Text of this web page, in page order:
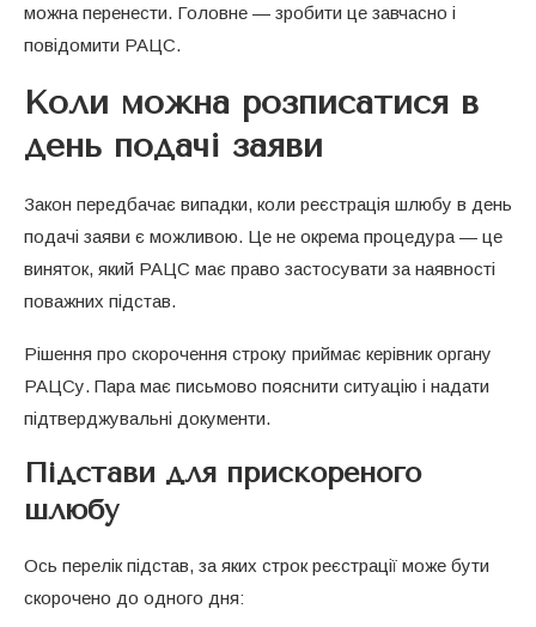
можна перенести. Головне — зробити це завчасно і
повідомити РАЦС.
Коли можна розписатися в
день подачі заяви
Закон передбачає випадки, коли реєстрація шлюбу в день
подачі заяви є можливою. Це не окрема процедура — це
виняток, який РАЦС має право застосувати за наявності
поважних підстав.
Рішення про скорочення строку приймає керівник органу
РАЦСу. Пара має письмово пояснити ситуацію і надати
підтверджувальні документи.
Підстави для прискореного
шлюбу
Ось перелік підстав, за яких строк реєстрації може бути
скорочено до одного дня: